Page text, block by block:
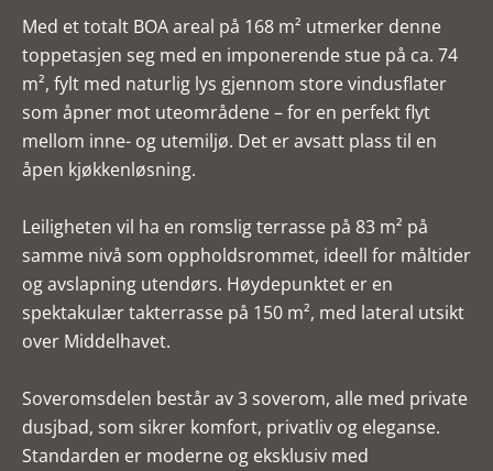
Med et totalt BOA areal på 168 m² utmerker denne
toppetasjen seg med en imponerende stue på ca. 74
m², fylt med naturlig lys gjennom store vindusflater
som åpner mot uteområdene – for en perfekt flyt
mellom inne- og utemiljø. Det er avsatt plass til en
åpen kjøkkenløsning.
Leiligheten vil ha en romslig terrasse på 83 m² på
samme nivå som oppholdsrommet, ideell for måltider
og avslapning utendørs. Høydepunktet er en
spektakulær takterrasse på 150 m², med lateral utsikt
over Middelhavet.
Soveromsdelen består av 3 soverom, alle med private
dusjbad, som sikrer komfort, privatliv og eleganse.
Standarden er moderne og eksklusiv med